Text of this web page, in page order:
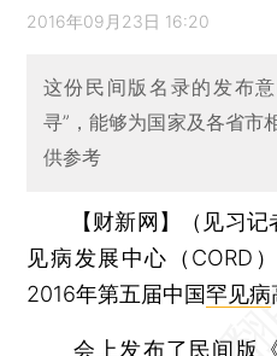
2016年09月23日 16:20
这份民间版名录的发布
寻”，能够为国家及各省市
供参考
【财新网】（见习记
见病发展中心（CORD
2016年第五届中国罕见病
会上发布了民间版《